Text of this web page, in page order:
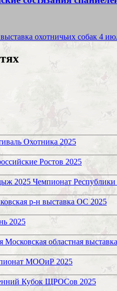
охотничьих собак 4
Охотника 2025
Ростов 2025
2025 Чемпионат Республики
р-н выставка ОС 2025
2025
Московская областная
МООиР 2025
Кубок ЩРОСов 2025